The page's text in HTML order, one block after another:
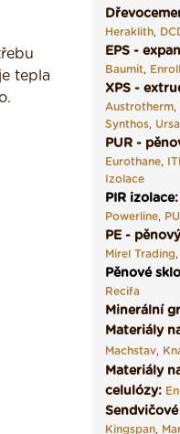
tepla
Heraklith,
EPS -
Baumit, Enroll
XPS -
Austrotherm,
Synthos, Ursa
PUR -
Eurothane,
Izolace
PIR izolace:
Powerline,
PE -
Mirel Trading,
Pěnové sklo
Recifa
Minerální
Materiály
Machstav,
Materiály
celulózy:
Kingspan,